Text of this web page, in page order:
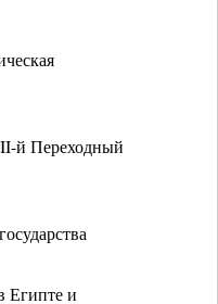
й Переходный
Египте и